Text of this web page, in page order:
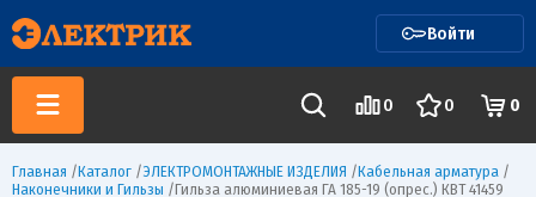
Войти
0 0 0
Главная /Каталог /ЭЛЕКТРОМОНТАЖНЫЕ ИЗДЕЛИЯ /Кабельная арматура /
Наконечники и Гильзы /Гильза алюминиевая ГА 185-19 (опрес.) КВТ 41459